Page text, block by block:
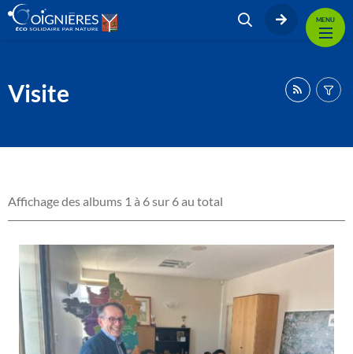
MENU
Visite
Affichage des albums 1 à 6 sur 6 au total